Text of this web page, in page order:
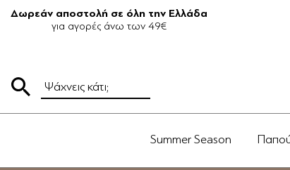
Δωρεάν αποστολή σε όλη την Ελλάδα
για αγορές άνω των 49€
Summer Season